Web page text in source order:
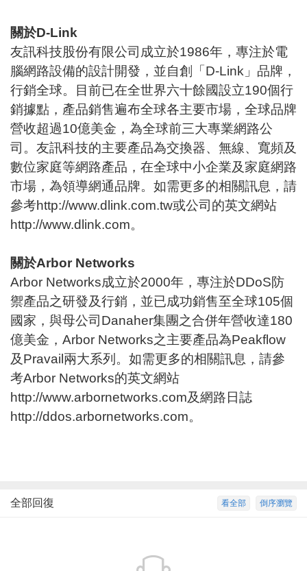
關於D-Link
友訊科技股份有限公司成立於1986年，專注於電
腦網路設備的設計開發，並自創「D-Link」品牌，
行銷全球。目前已在全世界六十餘國設立190個行
銷據點，產品銷售遍布全球各主要市場，全球品牌
營收超過10億美金，為全球前三大專業網路公
司。友訊科技的主要產品為交換器、無線、寬頻及
數位家庭等網路產品，在全球中小企業及家庭網路
市場，為領導網通品牌。如需更多的相關訊息，請
參考http://www.dlink.com.tw或公司的英文網站
http://www.dlink.com。
關於Arbor Networks
Arbor Networks成立於2000年，專注於DDoS防
禦產品之研發及行銷，並已成功銷售至全球105個
國家，與母公司Danaher集團之合併年營收達180
億美金，Arbor Networks之主要產品為Peakflow
及Pravail兩大系列。如需更多的相關訊息，請參
考Arbor Networks的英文網站
http://www.arbornetworks.com及網路日誌
http://ddos.arbornetworks.com。
倒序瀏覽
看全部
全部回復